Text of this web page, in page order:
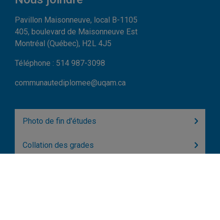
Pavillon Maisonneuve, local B-1105
405, boulevard de Maisonneuve Est
Montréal (Québec), H2L 4J5
Téléphone : 514 987-3098
communautediplomee@uqam.ca
Photo de fin d'études
Collation des grades